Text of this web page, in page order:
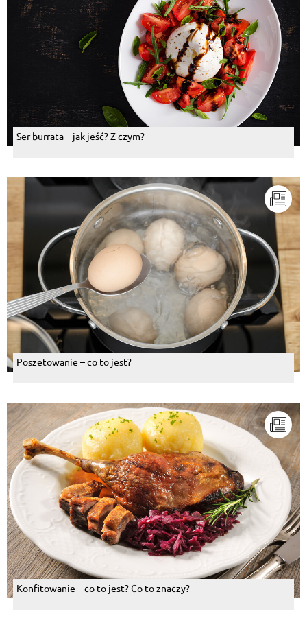
Ser burrata – jak jeść? Z czym?
Poszetowanie – co to jest?
Konfitowanie – co to jest? Co to znaczy?